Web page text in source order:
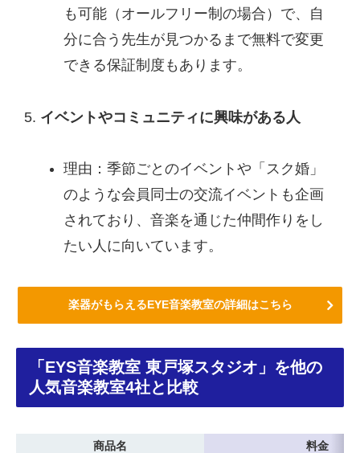
も可能（オールフリー制の場合）で、自
分に合う先生が見つかるまで無料で変更
できる保証制度もあります。
イベントやコミュニティに興味がある人
理由：季節ごとのイベントや「スク婚」
のような会員同士の交流イベントも企画
されており、音楽を通じた仲間作りをし
たい人に向いています。
楽器がもらえるEYE音楽教室の詳細はこちら
「EYS音楽教室 東戸塚スタジオ」を他の
人気音楽教室4社と比較
商品名
料金